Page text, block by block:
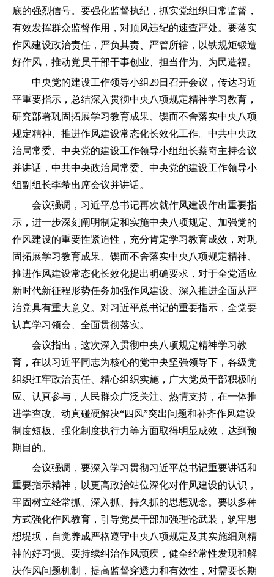
底的强烈信号。要强化监督执纪，抓实党组织日常监督，
有效发挥群众监督作用，对顶风违纪的速查严处。要落实
作风建设政治责任，严负其责、严管所辖，以铁规矩锻造
好作风，推动党员干部干事创业、担当作为、为民造福。
中央党的建设工作领导小组29日召开会议，传达习近
平重要指示，总结深入贯彻中央八项规定精神学习教育，
研究部署巩固拓展学习教育成果、锲而不舍落实中央八项
规定精神、推进作风建设常态化长效化工作。中共中央政
治局常委、中央党的建设工作领导小组组长蔡奇主持会议
并讲话，中共中央政治局常委、中央党的建设工作领导小
组副组长李希出席会议并讲话。
会议强调，习近平总书记再次就作风建设作出重要指
示，进一步深刻阐明制定和实施中央八项规定、加强党的
作风建设的重要性紧迫性，充分肯定学习教育成效，对巩
固拓展学习教育成果、锲而不舍落实中央八项规定精神、
推进作风建设常态化长效化提出明确要求，对于全党适应
新时代新征程形势任务加强作风建设、深入推进全面从严
治党具有重大意义。对习近平总书记的重要指示，全党要
认真学习领会、全面贯彻落实。
会议指出，这次深入贯彻中央八项规定精神学习教
育，在以习近平同志为核心的党中央坚强领导下，各级党
组织扛牢政治责任、精心组织实施，广大党员干部积极响
应、认真参与，人民群众广泛关注、热情支持，在一体推
进学查改、动真碰硬解决“四风”突出问题和补齐作风建设
制度短板、强化制度执行力等方面取得明显成效，达到预
期目的。
会议强调，要深入学习贯彻习近平总书记重要讲话和
重要指示精神，以更高政治站位深化对作风建设的认识，
牢固树立经常抓、深入抓、持久抓的思想观念。要以多种
方式强化作风教育，引导党员干部加强理论武装，筑牢思
想堤坝，自觉养成严格遵守中央八项规定及其实施细则精
神的好习惯。要持续纠治作风顽疾，健全经常性发现和解
决作风问题机制，提高监督穿透力和有效性，对需要长期